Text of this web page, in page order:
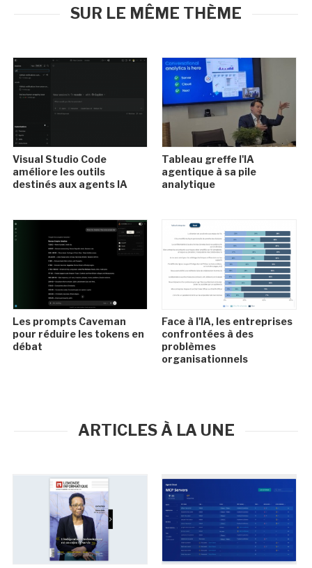
SUR LE MÊME THÈME
Visual Studio Code
améliore les outils
destinés aux agents IA
Tableau greffe l'IA
agentique à sa pile
analytique
Les prompts Caveman
pour réduire les tokens en
débat
Face à l'IA, les entreprises
confrontées à des
problèmes
organisationnels
ARTICLES À LA UNE